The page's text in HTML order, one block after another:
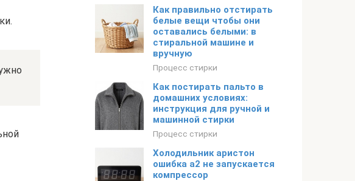
Как правильно отстирать
белые вещи чтобы они
оставались белыми: в
стиральной машине и
вручную
Процесс стирки
Как постирать пальто в
домашних условиях:
инструкция для ручной и
машинной стирки
Процесс стирки
Холодильник аристон
ошибка а2 не запускается
компрессор